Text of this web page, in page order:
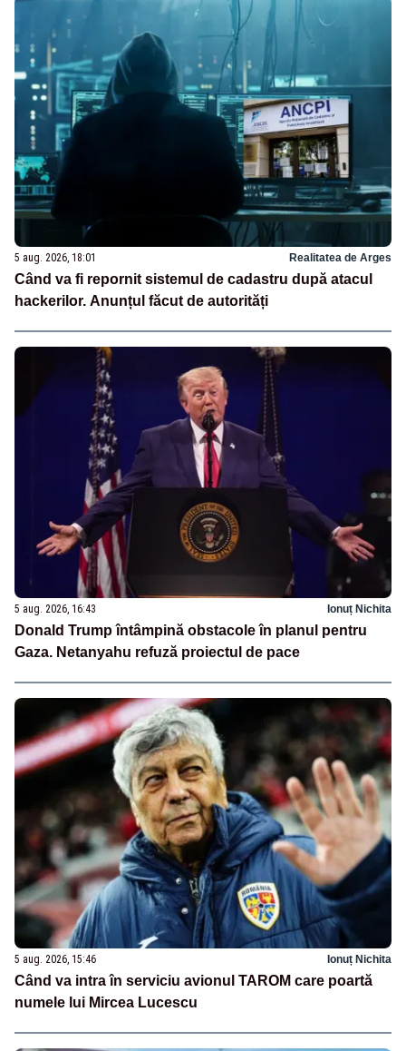
5 aug. 2026, 18:01 Realitatea de Arges
Când va fi repornit sistemul de cadastru după atacul
hackerilor. Anunțul făcut de autorități
5 aug. 2026, 16:43 Ionuț Nichita
Donald Trump întâmpină obstacole în planul pentru
Gaza. Netanyahu refuză proiectul de pace
5 aug. 2026, 15:46 Ionuț Nichita
Când va intra în serviciu avionul TAROM care poartă
numele lui Mircea Lucescu